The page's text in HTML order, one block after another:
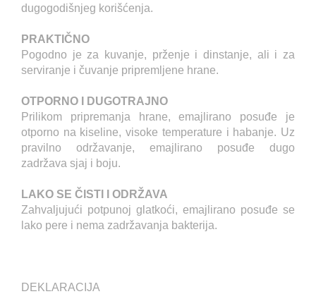
dugogodišnjeg korišćenja.
PRAKTIČNO
Pogodno je za kuvanje, prženje i dinstanje, ali i za
serviranje i čuvanje pripremljene hrane.
OTPORNO I DUGOTRAJNO
Prilikom pripremanja hrane, emajlirano posuđe je
otporno na kiseline, visoke temperature i habanje. Uz
pravilno održavanje, emajlirano posuđe dugo
zadržava sjaj i boju.
LAKO SE ČISTI I ODRŽAVA
Zahvaljujući potpunoj glatkoći, emajlirano posuđe se
lako pere i nema zadržavanja bakterija.
DEKLARACIJA